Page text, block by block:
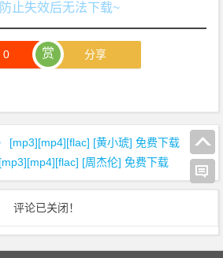
止失效后无法下载~
0 赏 分享
[mp3][mp4][flac] [黄小琥] 免费下载
[周杰伦] 免费下载
评论已关闭！